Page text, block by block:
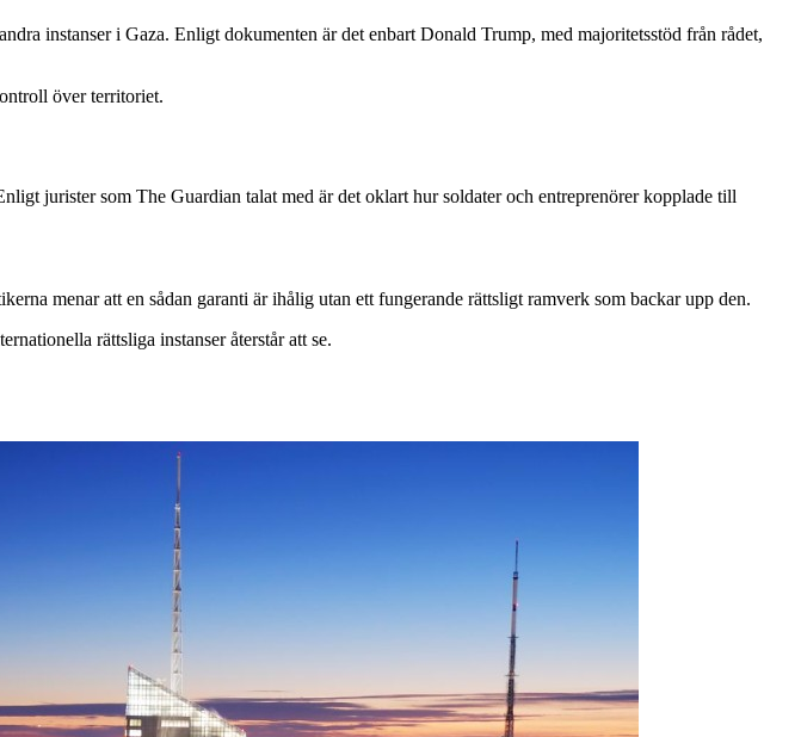
instanser i Gaza. Enligt dokumenten är det enbart Donald Trump, med majoritetsstöd från rådet,
över territoriet.
jurister som The Guardian talat med är det oklart hur soldater och entreprenörer kopplade till
menar att en sådan garanti är ihålig utan ett fungerande rättsligt ramverk som backar upp den.
rättsliga instanser återstår att se.